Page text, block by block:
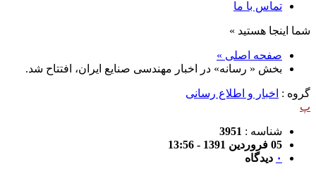
تماس با ما
شما اینجا هستید »
صفحه اصلی »
بخش « رسانه» در اخبار مهندسی صنایع ایران، افتتاح شد.
گروه : اخبار و اطلاع رسانی
پ
شناسه : 3951
05 فروردین 1391 - 13:56
۰ دیدگاه